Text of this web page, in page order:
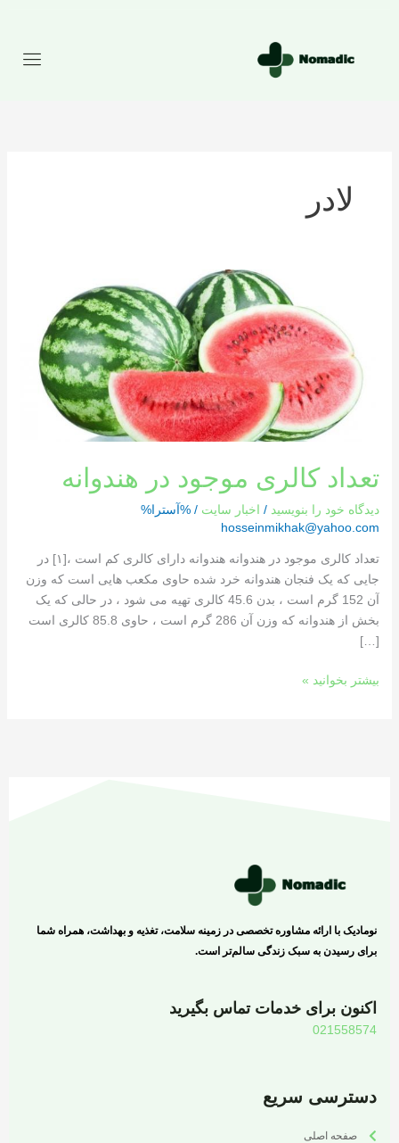
لادر
تعداد کالری موجود در هندوانه
دیدگاه‌ خود را بنویسید / اخبار سایت / %آسترا%
hosseinmikhak@yahoo.com
تعداد کالری موجود در هندوانه هندوانه دارای کالری کم است ،[١] در
جایی که یک فنجان هندوانه خرد شده حاوی مکعب هایی است که وزن
آن 152 گرم است ، بدن 45.6 کالری تهیه می شود ، در حالی که یک
بخش از هندوانه که وزن آن 286 گرم است ، حاوی 85.8 کالری است
[…]
هندوانه
بیشتر بخوانید »
نومادیک با ارائه مشاوره تخصصی در زمینه سلامت، تغذیه و بهداشت، همراه شما
برای رسیدن به سبک زندگی سالم‌تر است.
اکنون برای خدمات تماس بگیرید
021558574
دسترسی سریع
صفحه اصلی